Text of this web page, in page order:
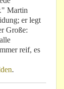
Martin
er legt
Große:
reif, es
.